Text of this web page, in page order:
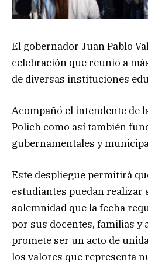
El gobernador Juan Pablo
celebración que reunió a
de diversas instituciones
Acompañó el intendente de
Polich como así también
gubernamentales y
Este despliegue permitirá
estudiantes puedan realizar
solemnidad que la fecha
por sus docentes, familias y
promete ser un acto de
los valores que representa